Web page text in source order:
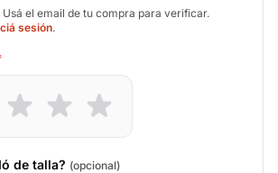
Usá el email de tu compra para verificar.
sesión.
de talla? (opcional)